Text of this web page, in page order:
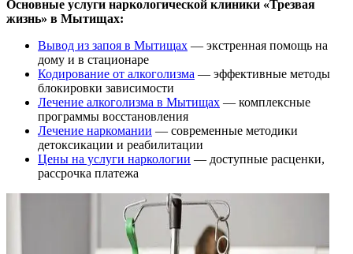
Основные услуги наркологической клиники «Трезвая
жизнь» в Мытищах:
Вывод из запоя в Мытищах — экстренная помощь на
дому и в стационаре
Кодирование от алкоголизма — эффективные методы
блокировки зависимости
Лечение алкоголизма в Мытищах — комплексные
программы восстановления
Лечение наркомании — современные методики
детоксикации и реабилитации
Цены на услуги наркологии — доступные расценки,
рассрочка платежа